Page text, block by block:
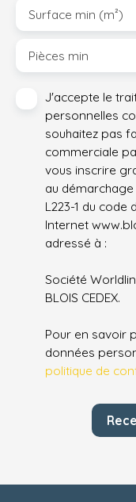
Surface min (m²)
Pièces min
J'accepte le
personnelles
souhaitez pas
commerciale
vous inscrire
au
L223-1 du code
Internet
adressé à :
Société
BLOIS CEDEX.
Pour en savoir
données
politique de